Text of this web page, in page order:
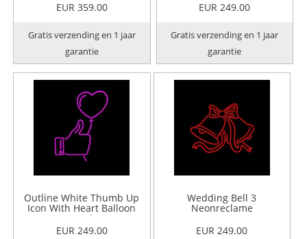
EUR 359.00
Gratis verzending en 1 jaar
garantie
EUR 249.00
Gratis verzending en 1 jaar
garantie
Outline White Thumb Up
Icon With Heart Balloon
Neonreclame
EUR 249.00
Wedding Bell 3
Neonreclame
EUR 249.00